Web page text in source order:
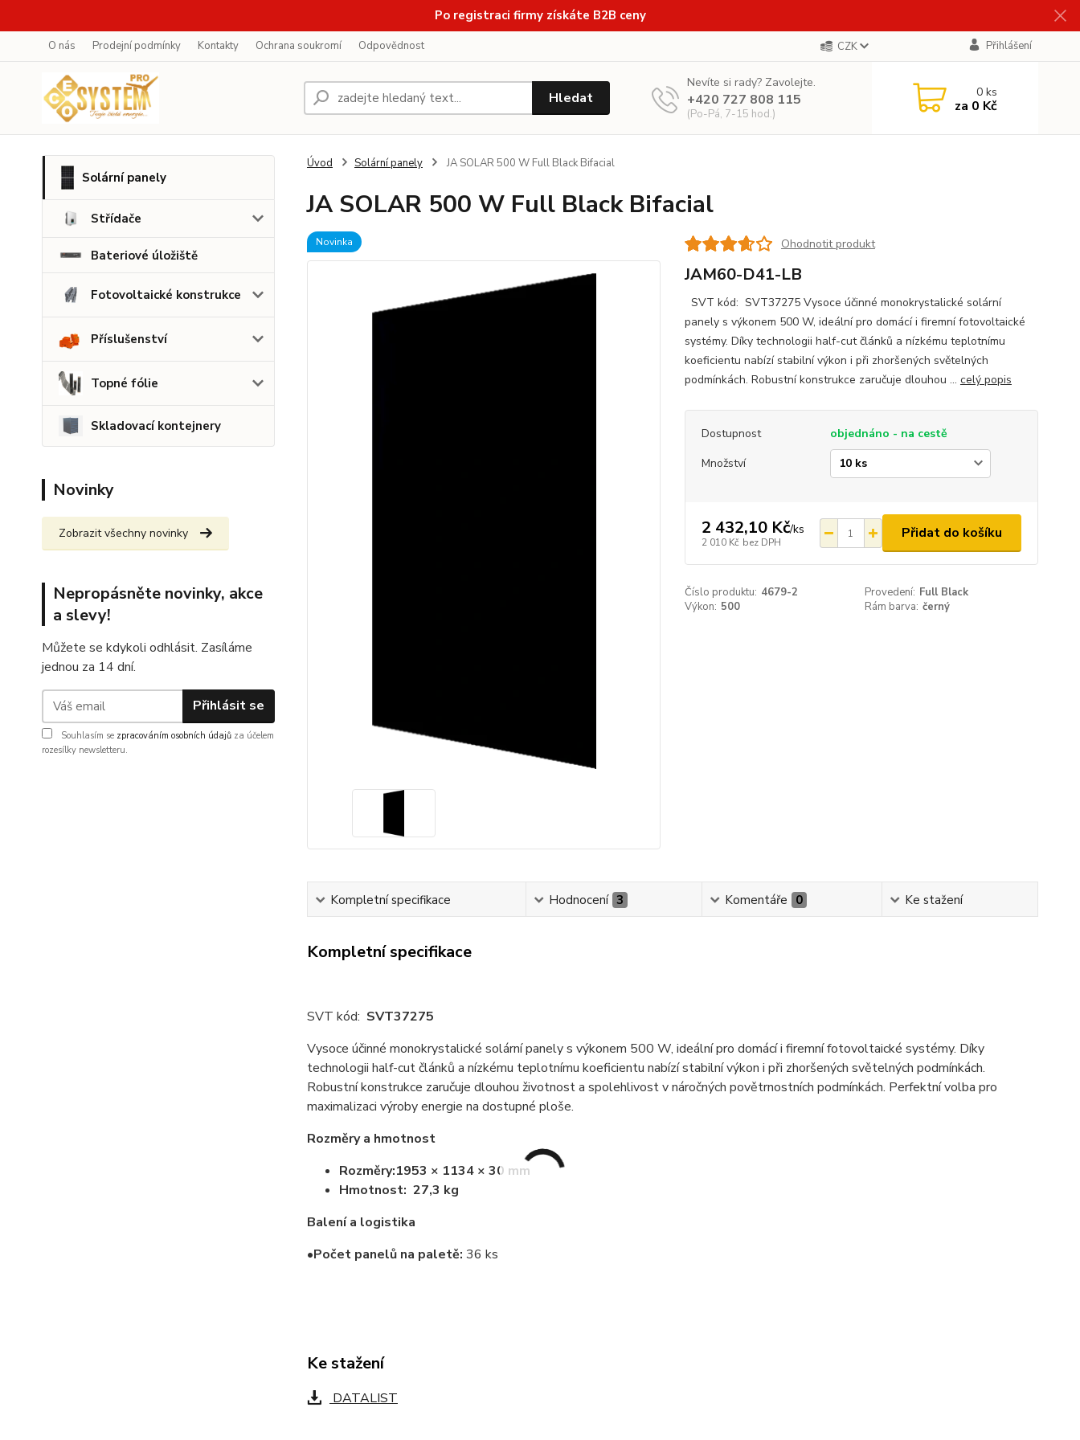
Po registraci firmy získáte B2B ceny
O nás Prodejní podmínky Kontakty Ochrana soukromí Odpovědnost CZK Přihlášení
Hledat
Nevíte si rady? Zavolejte.
+420 727 808 115
(Po-Pá, 7-15 hod.)
0ks
za 0 Kč
Solární panely
Střídače
Bateriové úložiště
Fotovoltaické konstrukce
Příslušenství
Topné fólie
Skladovací kontejnery
Novinky
Zobrazit všechny novinky
Nepropásněte novinky, akce
a slevy!
Můžete se kdykoli odhlásit. Zasíláme
jednou za 14 dní.
Přihlásit se
Souhlasím se zpracováním osobních údajů za účelem
rozesílky newsletteru.
Úvod Solární panely JA SOLAR 500 W Full Black Bifacial
JA SOLAR 500 W Full Black Bifacial
Novinka Ohodnotit produkt
JAM60-D41-LB
SVT kód: SVT37275 Vysoce účinné monokrystalické solární
panely s výkonem 500 W, ideální pro domácí i firemní fotovoltaické
systémy. Díky technologii half-cut článků a nízkému teplotnímu
koeficientu nabízí stabilní výkon i při zhoršených světelných
podmínkách. Robustní konstrukce zaručuje dlouhou ... celý popis
Dostupnost
objednáno - na cestě
Množství
2 432,10 Kč/ks
2 010 Kč bez DPH
Přidat do košíku
Číslo produktu: 4679-2 Provedení: Full Black
Výkon: 500 Rám barva: černý
Kompletní specifikace Hodnocení 3 Komentáře 0 Ke stažení
Kompletní specifikace
SVT kód: SVT37275
Vysoce účinné monokrystalické solární panely s výkonem 500 W, ideální pro domácí i firemní fotovoltaické systémy. Díky
technologii half-cut článků a nízkému teplotnímu koeficientu nabízí stabilní výkon i při zhoršených světelných podmínkách.
Robustní konstrukce zaručuje dlouhou životnost a spolehlivost v náročných povětrnostních podmínkách. Perfektní volba pro
maximalizaci výroby energie na dostupné ploše.
Rozměry a hmotnost
Rozměry:1953 × 1134 × 30 mm
Hmotnost: 27,3 kg
Balení a logistika
•Počet panelů na paletě: 36 ks
Ke stažení
DATALIST